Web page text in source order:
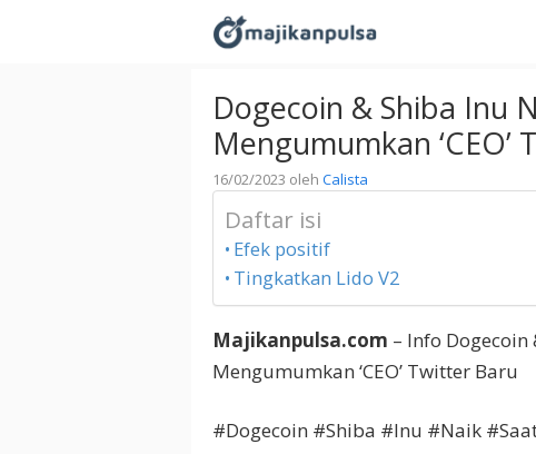
Dogecoin & Shiba Inu
Mengumumkan
16/02/2023 oleh Calista
Daftar isi
Efek positif
Tingkatkan Lido V2
Majikanpulsa.com – Info
Mengumumkan ‘CEO’ Twitter Baru
#Dogecoin #Shiba #Inu #Naik